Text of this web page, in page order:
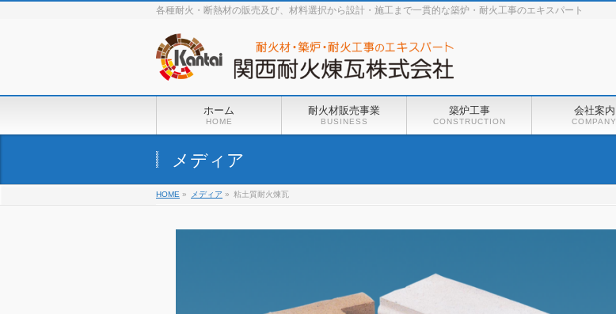
各種耐火・断熱材の販売及び、材料選択から設計・施工まで一貫的な築炉・耐火工事のエキスパート
ホーム
HOME
耐火材販売事業
BUSINESS
築炉工事
CONSTRUCTION
会社案内
COMPANY
メディア
HOME » メディア » 粘土質耐火煉瓦